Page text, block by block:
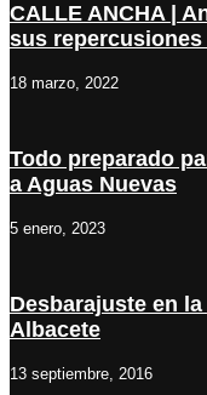
CALLE ANCHA |
sus
18 marzo, 2022
Todo preparado
a Aguas Nuevas
5 enero, 2023
Desbarajuste en
Albacete
13 septiembre, 2016